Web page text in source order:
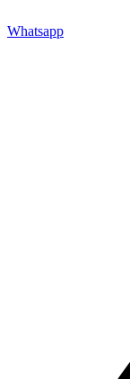
Whatsapp